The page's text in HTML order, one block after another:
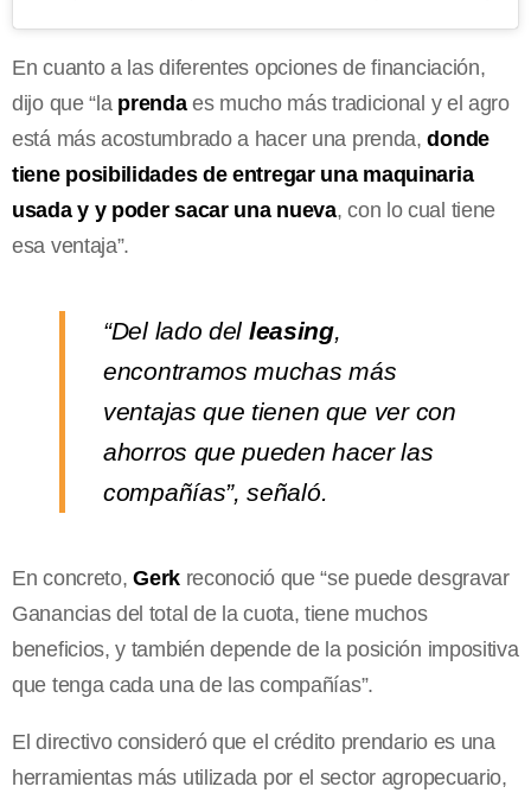
En cuanto a las diferentes opciones de financiación,
dijo que “la prendaes mucho más tradicional y el agro
está más acostumbrado a hacer una prenda,donde
tiene posibilidades de entregar una maquinaria
usada y y poder sacar una nueva, con lo cual tiene
esa ventaja”.
“Del lado del leasing,
encontramos muchas más
ventajas que tienen que ver con
ahorros que pueden hacer las
compañías”, señaló.
En concreto,Gerkreconoció que “se puede desgravar
Ganancias del total de la cuota, tiene muchos
beneficios, y también depende de la posición impositiva
que tenga cada una de las compañías”.
El directivo consideró que el crédito prendario es una
herramientas más utilizada por el sector agropecuario,